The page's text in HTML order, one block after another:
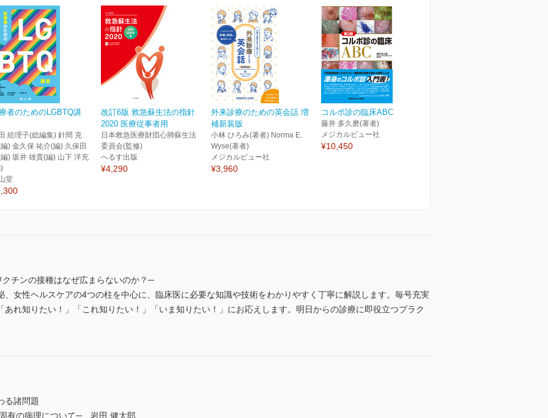
者のためのLGBTQ講
絵理子(総編集) 針間 克
) 金久保 祐介(編) 久保田
) 坂井 雄貴(編) 山下 洋充
堂
改訂6版 救急蘇生法の指針
2020 医療従事者用
日本救急医療財団心肺蘇生法
委員会(監修)
へるす出版
¥4,290
外来診療のための英会話 増
補新装版
小林 ひろみ(著者) Norma E.
Wyse(著者)
メジカルビュー社
¥3,960
コルポ診の臨床ABC 第3版
藤井 多久磨(著者)
メジカルビュー社
¥10,450
チンの接種はなぜ広まらないのか？─
、女性ヘルスケアの4つの柱を中心に、臨床医に必要な知識や技術をわかりやすく丁寧に解説します。毎号充実
れ知りたい！」「これ知りたい！」「いま知りたい！」にお応えします。明日からの診療に即役立つプラク
る諸問題
有の病理について─ 岩田 健太郎